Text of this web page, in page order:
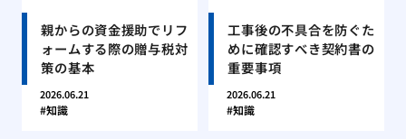
親からの資金援助でリフ
ォームする際の贈与税対
策の基本
2026.06.21
知識
工事後の不具合を防ぐた
めに確認すべき契約書の
重要事項
2026.06.21
知識